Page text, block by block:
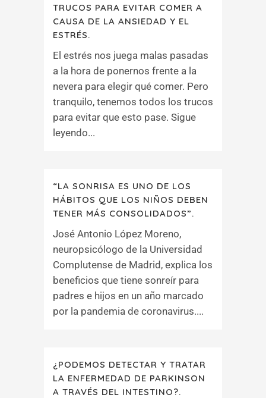
TRUCOS PARA EVITAR COMER A
CAUSA DE LA ANSIEDAD Y EL
ESTRÉS.
El estrés nos juega malas pasadas
a la hora de ponernos frente a la
nevera para elegir qué comer. Pero
tranquilo, tenemos todos los trucos
para evitar que esto pase. Sigue
leyendo...
“LA SONRISA ES UNO DE LOS
HÁBITOS QUE LOS NIÑOS DEBEN
TENER MÁS CONSOLIDADOS”.
José Antonio López Moreno,
neuropsicólogo de la Universidad
Complutense de Madrid, explica los
beneficios que tiene sonreír para
padres e hijos en un año marcado
por la pandemia de coronavirus....
¿PODEMOS DETECTAR Y TRATAR
LA ENFERMEDAD DE PARKINSON
A TRAVÉS DEL INTESTINO?.